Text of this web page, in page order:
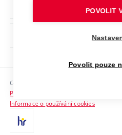
Ochrana osobních údajů
odkaz)
Sociální bezpečí
HR Award
Kontakty
Copyright © 2026 VUT
Prohlášení o přístupnosti
Informace o používání cookies
POVOLIT
Povolit pouze